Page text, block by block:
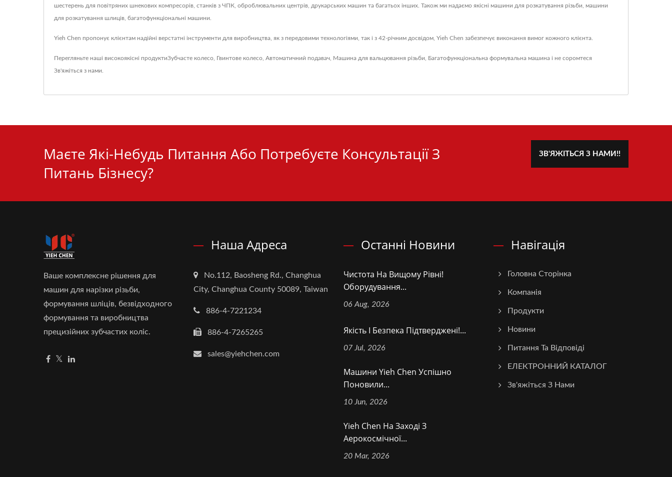
шестерень для повітряних шнекових компресорів, станків з ЧПК, оброблювальних центрів, друкарських машин та багатьох інших. Також ми надаємо якісні машини для розкатування різьби, машини
для розкатування шлиців, багатофункціональні машини.
Yieh Chen пропонує клієнтам надійні верстатні інструменти для виробництва, як з передовими технологіями, так і з 42-річним досвідом, Yieh Chen забезпечує виконання вимог кожного клієнта.
Перегляньте наші високоякісні продуктиЗубчасте колесо Гвинтове колесо Автоматичний подавач Машина для вальцювання різьби Багатофункціональна формувальна машина і не соромтеся
Зв'яжіться з нами
Маєте Які-Небудь Питання Або Потребуєте Консультації З
Питань Бізнесу?
ЗВ'ЯЖІТЬСЯ З НАМИ!!
Ваше комплексне рішення для
машин для нарізки різьби,
формування шліців, безвідходного
формування та виробництва
прецизійних зубчастих коліс.
Наша Адреса
No.112, Baosheng Rd., Changhua
City, Changhua County 50089, Taiwan
886-4-7221234
886-4-7265265
sales@yiehchen.com
Останні Новини
Чистота На Вищому Рівні!
Оборудування...
06 Aug, 2026
Якість І Безпека Підтверджені!...
07 Jul, 2026
Машини Yieh Chen Успішно
Поновили...
10 Jun, 2026
Yieh Chen На Заході З
Аерокосмічної...
20 Mar, 2026
Навігація
Головна Сторінка
Компанія
Продукти
Новини
Питання Та Відповіді
ЕЛЕКТРОННИЙ КАТАЛОГ
Зв'яжіться З Нами